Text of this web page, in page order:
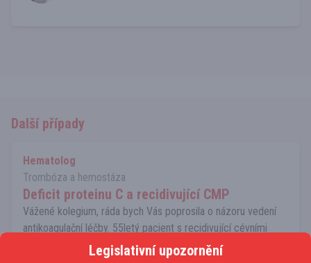
Další případy
Hematolog
Trombóza a hemostáza
Deficit proteinu C a recidivující CMP
Vážené kolegium, ráda bych Vás poprosila o názoru vedení
antikoagulační léčby. 55letý pacient s recidivující cévními
mozkovými příhodami, susp. PFO byl odeslán k vyloučení
Legislativní upozornění